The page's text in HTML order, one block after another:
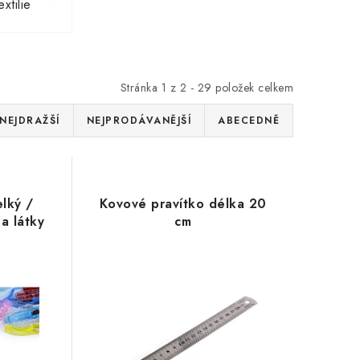
Stránka 1 z 2 - 29 položek celkem
NEJDRAŽŠÍ NEJPRODÁVANĚJŠÍ ABECEDNĚ
/
látky
Kovové pravítko délka 20
cm